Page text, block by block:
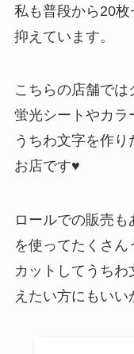
私も普段から20
抑えています。
こちらの店舗では
蛍光シートやカラ
うちわ文字を作
お店です♥
ロールでの販売
を使ってたくさ
カットしてうち
えたい方にもいい